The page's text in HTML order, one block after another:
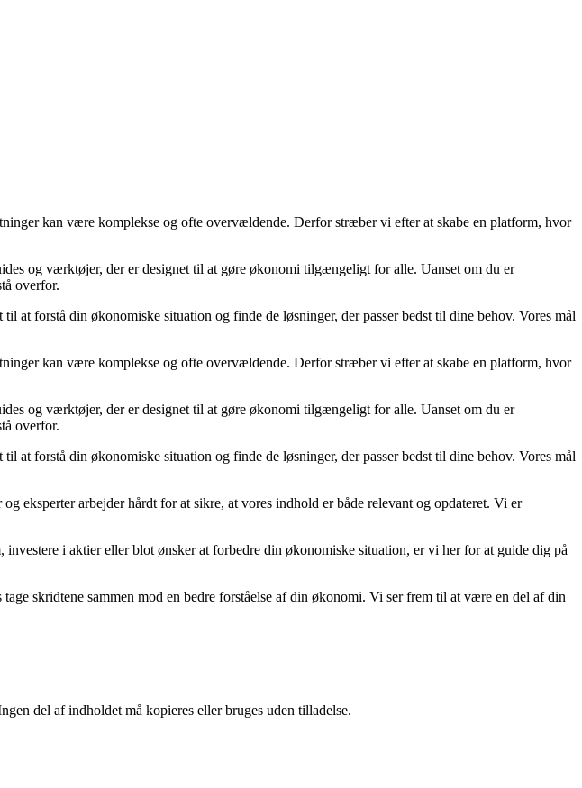
kan være komplekse og ofte overvældende. Derfor stræber vi efter at skabe en platform, hvor
og værktøjer, der er designet til at gøre økonomi tilgængeligt for alle. Uanset om du er
overfor.
forstå din økonomiske situation og finde de løsninger, der passer bedst til dine behov. Vores mål
kan være komplekse og ofte overvældende. Derfor stræber vi efter at skabe en platform, hvor
og værktøjer, der er designet til at gøre økonomi tilgængeligt for alle. Uanset om du er
overfor.
forstå din økonomiske situation og finde de løsninger, der passer bedst til dine behov. Vores mål
eksperter arbejder hårdt for at sikre, at vores indhold er både relevant og opdateret. Vi er
i aktier eller blot ønsker at forbedre din økonomiske situation, er vi her for at guide dig på
skridtene sammen mod en bedre forståelse af din økonomi. Vi ser frem til at være en del af din
del af indholdet må kopieres eller bruges uden tilladelse.